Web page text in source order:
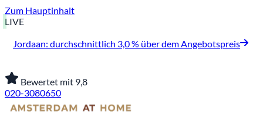
Zum Hauptinhalt
LIVE
Jordaan: durchschnittlich 3,0 % über dem Angebotspreis
Bewertet mit 9,8
020-3080650